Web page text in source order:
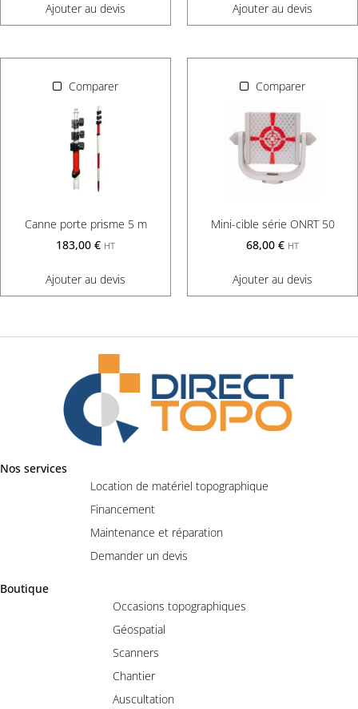
Ajouter au devis Ajouter au devis
Comparer
Canne porte prisme 5 m
183,00 € HT
Ajouter au devis
Comparer
Mini-cible série ONRT 50
68,00 € HT
Ajouter au devis
Nos services
Location de matériel topographique
Financement
Maintenance et réparation
Demander un devis
Boutique
Occasions topographiques
Géospatial
Scanners
Chantier
Auscultation